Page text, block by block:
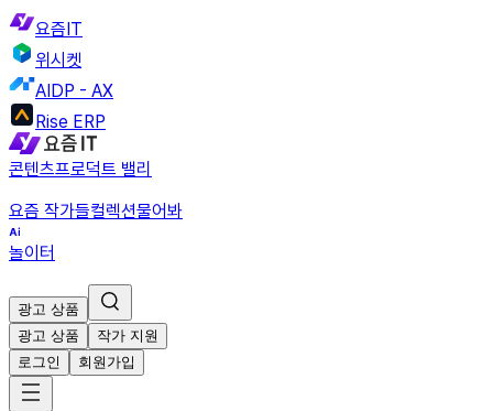
요즘IT
위시켓
AIDP - AX
Rise ERP
콘텐츠프로덕트 밸리
요즘 작가들컬렉션물어봐
놀이터
광고 상품
광고 상품
작가 지원
로그인
회원가입